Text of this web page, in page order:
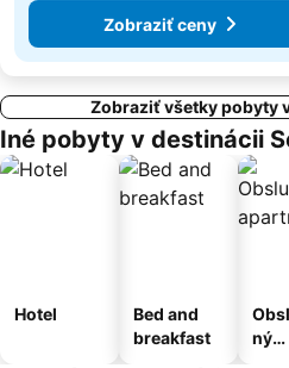
Zobraziť ceny
Zobraziť všetky pobyty
Iné pobyty v destinácii
Hotel
Bed and
breakfast
ný